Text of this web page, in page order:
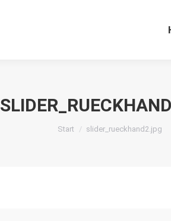
Sie befinden sich hier:
Start slider_rueckhand2.jpg